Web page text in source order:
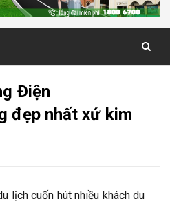
Điện
đẹp nhất xứ kim
lịch cuốn hút nhiều khách du